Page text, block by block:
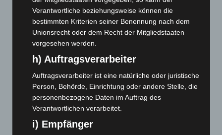
Januar 2024(111)
Dezember 2023(130)
November 2023(130)
Oktober 2023
September 2023
(133)
August 2023 (134)
Juli 2023(118)
Juni 2023(142)
Mai 2023(139)
Verantwortliche beziehungsweise können die
bestimmten Kriterien seiner Benennung nach dem
Unionsrecht oder dem Recht der Mitgliedstaaten
vorgesehen werden.
h) Auftragsverarbeiter
Auftragsverarbeiter ist eine natürliche oder juristische
Person, Behörde, Einrichtung oder andere Stelle, die
personenbezogene Daten im Auftrag des
Verantwortlichen verarbeitet.
i) Empfänger